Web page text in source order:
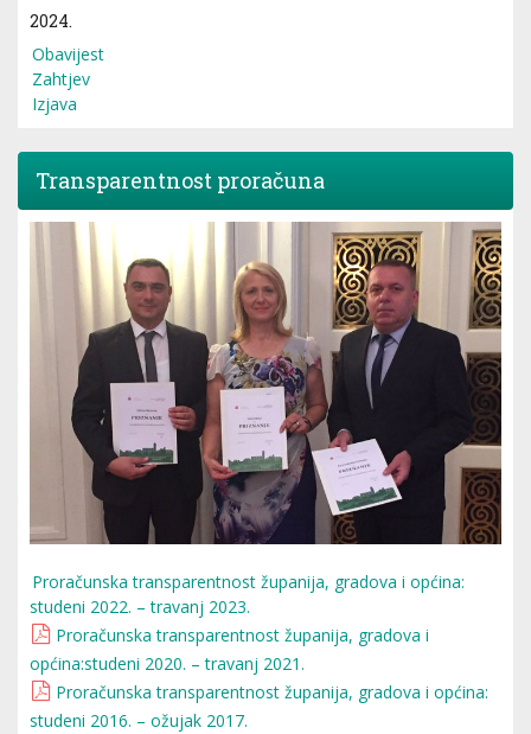
2024.
Obavijest
Zahtjev
Izjava
Transparentnost proračuna
Proračunska transparentnost županija, gradova i općina:
studeni 2022. – travanj 2023.
Proračunska transparentnost županija, gradova i
općina:studeni 2020. – travanj 2021.
Proračunska transparentnost županija, gradova i općina:
studeni 2016. – ožujak 2017.